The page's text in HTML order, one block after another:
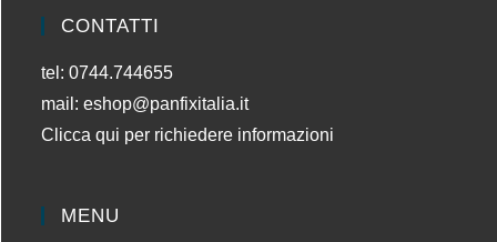
CONTATTI
tel: 0744.744655
mail:eshop@panfixitalia.it
Clicca qui per richiedere informazioni
MENU